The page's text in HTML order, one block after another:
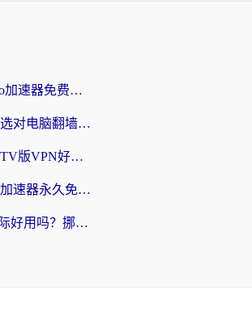
海外党必看：gecko加速器免费试用？教你选对回国加速器，无缝刷国内剧玩游戏
海外党必看：如何选对电脑翻墙回国软件，轻松解锁国内资源？
海外党纠结？快帆TV版VPN好用吗？和扇贝手游VPN对比哪个回国效果更好？
海外党必看：免费加速器永久免费真的存在吗？教你选对回国加速器无缝刷国内资源
ChickCN和夏时国际好用吗？挪威留学生亲测3款回国加速器，附穿梭和加速喵对比指南